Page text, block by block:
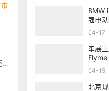
市
BMW
强电
04-17
车展
Flyme
04-15
北京